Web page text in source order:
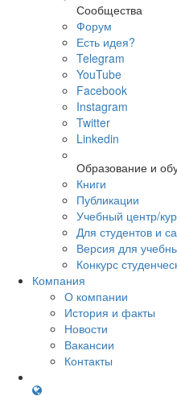
Сообщества
Форум
Есть идея?
Telegram
YouTube
Facebook
Instagram
Twitter
Linkedin
Образование и
Книги
Публикации
Учебный центр/
Для студентов и
Версия для
Конкурс
Компания
О компании
История и факты
Новости
Вакансии
Контакты